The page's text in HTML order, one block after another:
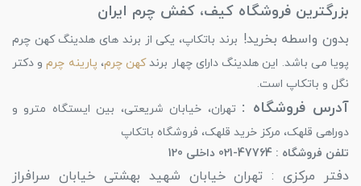
بزرگترین فروشگاه کیف، کفش چرم ایران
بدون واسطه بخرید! برند باتکاپ، یکی از برند های هلدینگ کهن چرم
پویا می باشد. این هلدینگ دارای چهار برندکهن چرم، پارینه چرمو دکتر
نگل و باتکاپ است.
آدرس فروشگاه : تهران، خیابان شریعتی، بین ایستگاه مترو و
دوراهی قلهک، مرکز خرید قلهک، فروشگاه باتکاپ
تلفن فروشگاه : 47764-021 داخلی 120
دفتر مرکزی : تهران خیابان شهید بهشتی خیابان سرافراز